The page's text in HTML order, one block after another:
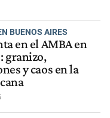
BUENOS AIRES
en el AMBA en
granizo,
y caos en la